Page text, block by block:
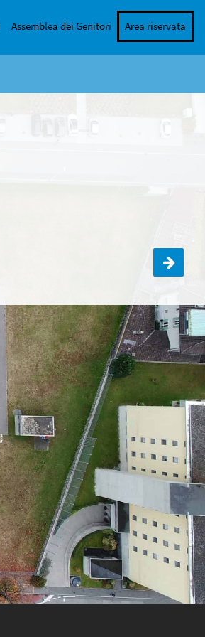
Assemblea dei Genitori Area riservata
Serata informativa genitori future prime